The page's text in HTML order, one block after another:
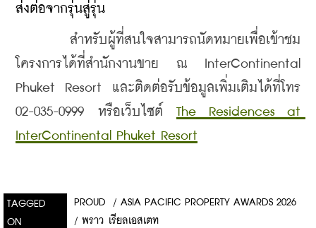
ส่งต่อจากรุ่นสู่รุ่น
สำหรับผู้ที่สนใจสามารถนัดหมายเพื่อเข้าชม
โครงการได้ที่สำนักงานขาย ณ InterContinental
Phuket Resort และติดต่อรับข้อมูลเพิ่มเติมได้ที่โทร
02-035-0999 หรือเว็บไซต์ The Residences at
InterContinental Phuket Resort
TAGGED
ON
PROUD / ASIA PACIFIC PROPERTY AWARDS 2026
/ พราว เรียลเอสเตท